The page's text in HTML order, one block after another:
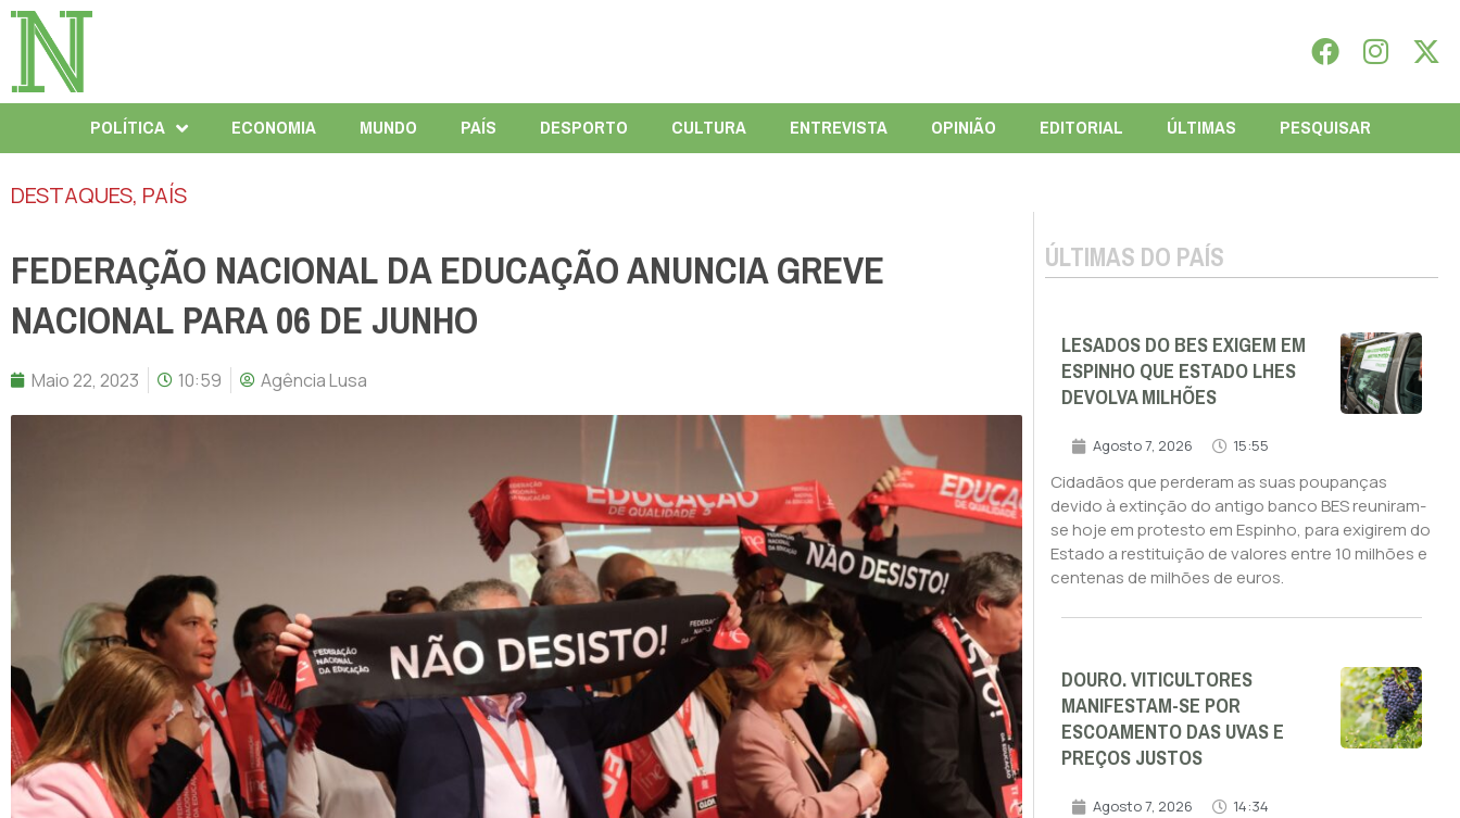
POLÍTICA ECONOMIA MUNDO PAÍS DESPORTO CULTURA ENTREVISTA OPINIÃO EDITORIAL ÚLTIMAS PESQUISAR
DESTAQUES, PAÍS
FEDERAÇÃO NACIONAL DA EDUCAÇÃO ANUNCIA GREVE
NACIONAL PARA 06 DE JUNHO
Maio 22, 2023 10:59 Agência Lusa
ÚLTIMAS DO PAÍS
LESADOS DO BES EXIGEM EM
ESPINHO QUE ESTADO LHES
DEVOLVA MILHÕES
Agosto 7, 2026 15:55
Cidadãos que perderam as suas poupanças
devido à extinção do antigo banco BES reuniram-
se hoje em protesto em Espinho, para exigirem do
Estado a restituição de valores entre 10 milhões e
centenas de milhões de euros.
DOURO. VITICULTORES
MANIFESTAM-SE POR
ESCOAMENTO DAS UVAS E
PREÇOS JUSTOS
Agosto 7, 2026 14:34